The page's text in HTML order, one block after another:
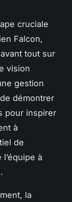
cruciale
Falcon,
tout sur
vision
gestion
démontrer
pour inspirer
à
de
à
la